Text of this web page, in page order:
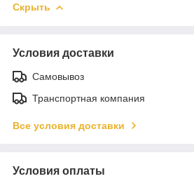
Скрыть
Условия доставки
Самовывоз
Транспортная компания
Все условия доставки
Условия оплаты